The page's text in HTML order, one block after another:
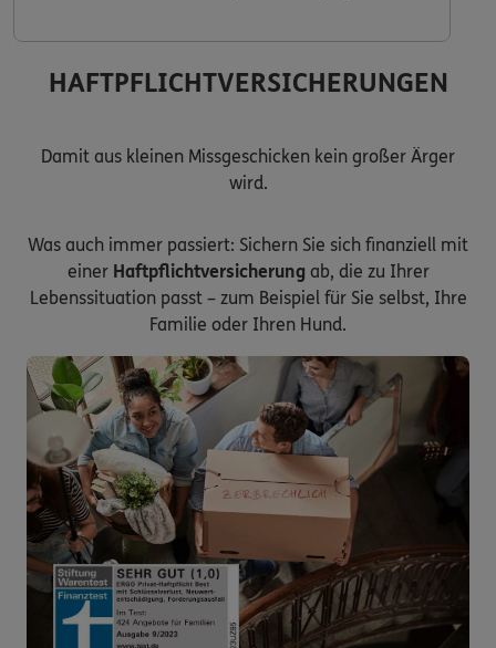
HAFTPFLICHTVERSICHERUNGEN
Damit aus kleinen Missgeschicken kein großer Ärger
wird.
Was auch immer passiert: Sichern Sie sich finanziell mit
einer Haftpflichtversicherung ab, die zu Ihrer
Lebenssituation passt – zum Beispiel für Sie selbst, Ihre
Familie oder Ihren Hund.